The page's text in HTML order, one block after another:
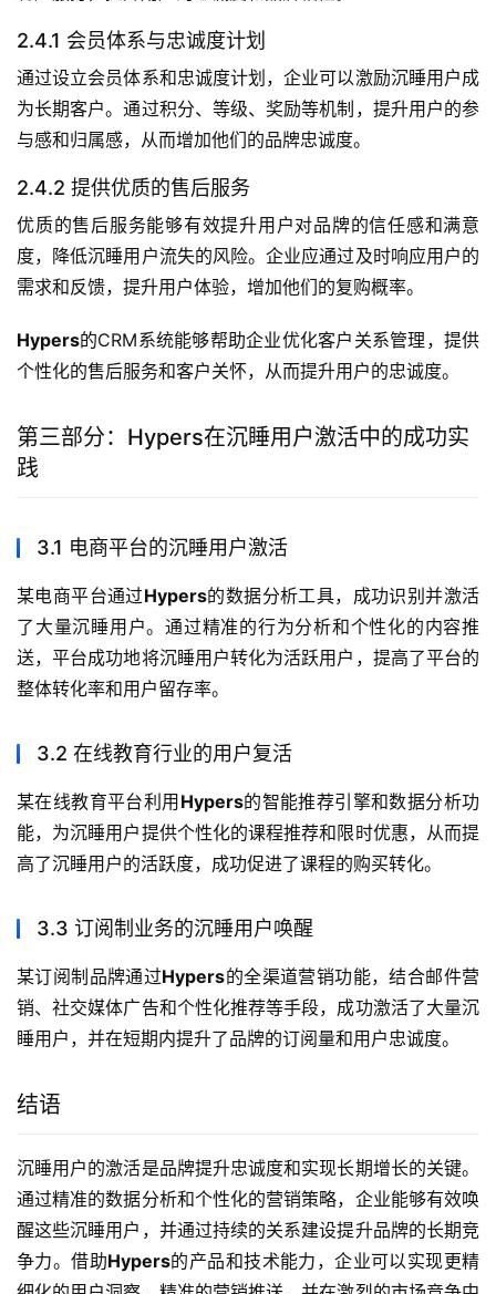
2.4.1 会员体系与忠诚度计划
通过设立会员体系和忠诚度计划，企业可以激励沉睡用户成
为长期客户。通过积分、等级、奖励等机制，提升用户的参
与感和归属感，从而增加他们的品牌忠诚度。
2.4.2 提供优质的售后服务
优质的售后服务能够有效提升用户对品牌的信任感和满意
度，降低沉睡用户流失的风险。企业应通过及时响应用户的
需求和反馈，提升用户体验，增加他们的复购概率。
Hypers的CRM系统能够帮助企业优化客户关系管理，提供
个性化的售后服务和客户关怀，从而提升用户的忠诚度。
第三部分：Hypers在沉睡用户激活中的成功实
践
3.1 电商平台的沉睡用户激活
某电商平台通过Hypers的数据分析工具，成功识别并激活
了大量沉睡用户。通过精准的行为分析和个性化的内容推
送，平台成功地将沉睡用户转化为活跃用户，提高了平台的
整体转化率和用户留存率。
3.2 在线教育行业的用户复活
某在线教育平台利用 Hypers的智能推荐引擎和数据分析功
能，为沉睡用户提供个性化的课程推荐和限时优惠，从而提
高了沉睡用户的活跃度，成功促进了课程的购买转化。
3.3 订阅制业务的沉睡用户唤醒
某订阅制品牌通过Hypers的全渠道营销功能，结合邮件营
销、社交媒体广告和个性化推荐等手段，成功激活了大量沉
睡用户，并在短期内提升了品牌的订阅量和用户忠诚度。
结语
沉睡用户的激活是品牌提升忠诚度和实现长期增长的关键。
通过精准的数据分析和个性化的营销策略，企业能够有效唤
醒这些沉睡用户，并通过持续的关系建设提升品牌的长期竞
争力。借助Hypers的产品和技术能力，企业可以实现更精